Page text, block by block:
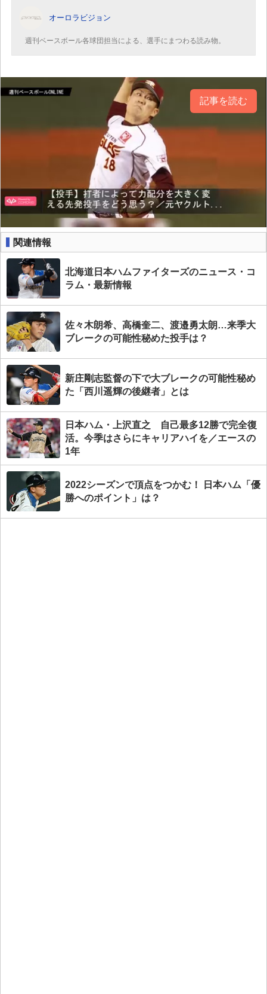
オーロラビジョン
週刊ベースボール各球団担当による、選手にまつわる読み物。
記事を読む
関連情報
北海道日本ハムファイターズのニュース・コ
ラム・最新情報
佐々木朗希、高橋奎二、渡邉勇太朗…来季大
ブレークの可能性秘めた投手は？
新庄剛志監督の下で大ブレークの可能性秘め
た「西川遥輝の後継者」とは
日本ハム・上沢直之 自己最多12勝で完全復
活。今季はさらにキャリアハイを／エースの
1年
2022シーズンで頂点をつかむ！ 日本ハム「優
勝へのポイント」は？